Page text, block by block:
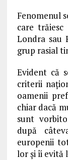
Fenomenul
care
Londra sau
grup rasial
Evident că
criterii
oamenii
chiar dacă
sunt
după
europenii
lor și îi evită